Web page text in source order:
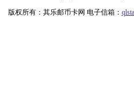
版权所有：其乐邮币卡网 电子信箱：